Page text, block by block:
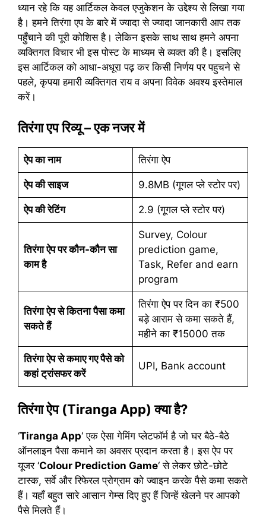
ध्यान रहे कि यह आर्टिकल केवल एजुकेशन के उद्देश्य से लिखा गया
है। हमने तिरंगा एप के बारे में ज्यादा से ज्यादा जानकारी आप तक
पहुँचाने की पूरी कोशिस है। लेकिन इसके साथ साथ हमने अपना
व्यक्तिगत विचार भी इस पोस्ट के माध्यम से व्यक्त की है। इसलिए
इस आर्टिकल को आधा-अधूरा पढ़ कर किसी निर्णय पर पहुचने से
पहले, कृपया हमारी व्यक्तिगत राय व अपना विवेक अवश्य इस्तेमाल
करें।
तिरंगा एप रिव्यू – एक नजर में
ऐप का नाम तिरंगा ऐप
ऐप की साइज 9.8MB (गूगल प्ले स्टोर पर)
ऐप की रेटिंग 2.9 (गूगल प्ले स्टोर पर)
तिरंगा ऐप पर कौन-कौन सा
काम है
Survey, Colour
prediction game,
Task, Refer and earn
program
तिरंगा ऐप से कितना पैसा कमा
सकते हैं
तिरंगा ऐप पर दिन का ₹500
बड़े आराम से कमा सकते हैं,
महीने का ₹15000 तक
तिरंगा ऐप से कमाए गए पैसे को
कहां ट्रांसफर करें
UPI, Bank account
तिरंगा ऐप (Tiranga App) क्या है?
‘Tiranga App‘ एक ऐसा गेमिंग प्लेटफॉर्म है जो घर बैठे-बैठे
ऑनलाइन पैसा कमाने का अवसर प्रदान करता है। इस ऐप पर
यूजर ‘Colour Prediction Game‘ से लेकर छोटे-छोटे
टास्क, सर्वे और रिफेरल प्रोग्राम को ज्वाइन करके पैसे कमा सकते
हैं। यहाँ बहुत सारे आसान गेम्स दिए हुए हैं जिन्हें खेलने पर आपको
पैसे मिलते हैं।